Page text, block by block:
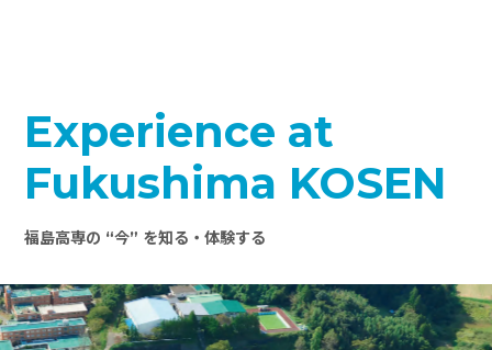
Experience at
Fukushima KOSEN
福島高専の “今” を知る・体験する